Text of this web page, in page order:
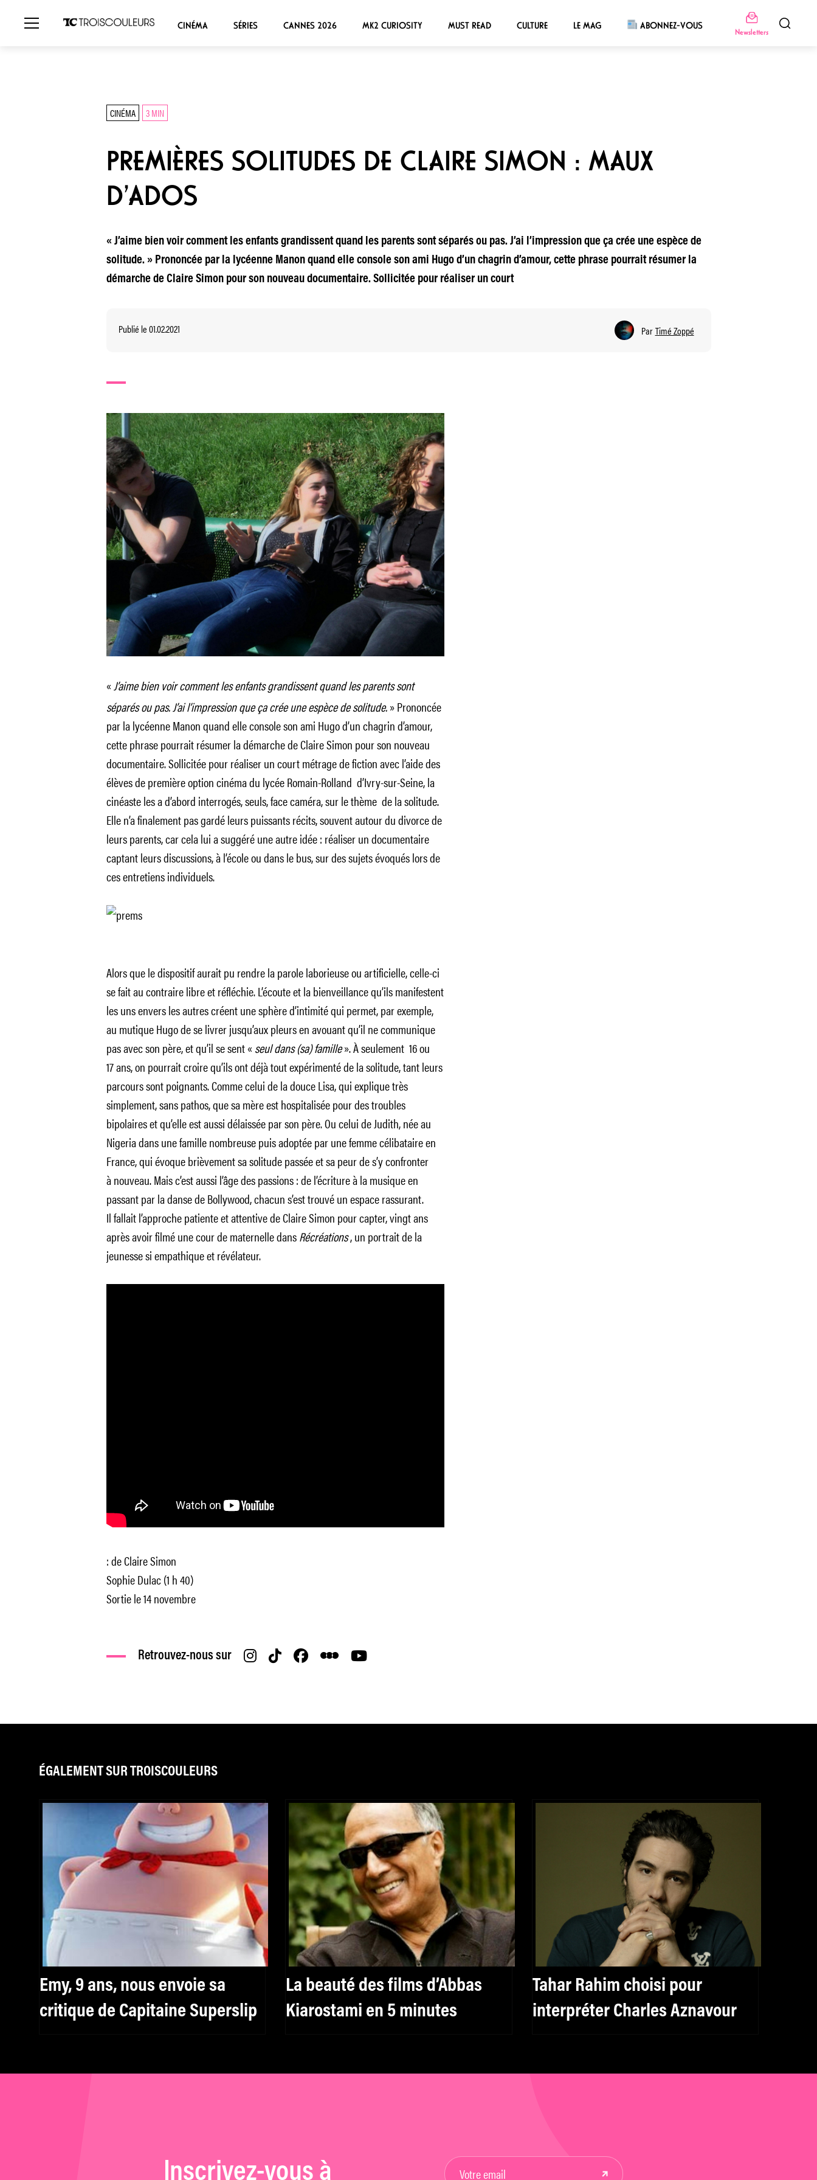
CINÉMA SÉRIES CANNES 2026 MK2 CURIOSITY MUST READ CULTURE LE MAG ABONNEZ-VOUS
Newsletters
CINÉMA 3 MIN
PREMIÈRES SOLITUDES DE CLAIRE SIMON : MAUX
D’ADOS
« J’aime bien voir comment les enfants grandissent quand les parents sont séparés ou pas. J’ai l’impression que ça crée une espèce de
solitude. » Prononcée par la lycéenne Manon quand elle console son ami Hugo d’un chagrin d’amour, cette phrase pourrait résumer la
démarche de Claire Simon pour son nouveau documentaire. Sollicitée pour réaliser un court
Publié le 01.02.2021 Par Timé Zoppé
«J’aime bien voir comment les enfants grandissent quand les parents sont
séparés ou pas. J’ai l’impression que ça crée une espèce de solitude.» Prononcée
par la lycéenne Manon quand elle console son ami Hugo d’un chagrin d’amour,
cette phrase pourrait résumer la démarche de Claire Simon pour son nouveau
documentaire. Sollicitée pour réaliser un court métrage de fiction avec l’aide des
élèves de première option cinéma du lycée Romain-Rolland d’Ivry-sur-Seine, la
cinéaste les a d’abord interrogés, seuls, face caméra, sur le thème de la solitude.
Elle n’a finalement pas gardé leurs puissants récits, souvent autour du divorce de
leurs parents, car cela lui a suggéré une autre idée : réaliser un documentaire
captant leurs discussions, à l’école ou dans le bus, sur des sujets évoqués lors de
ces entretiens individuels.
Alors que le dispositif aurait pu rendre la parole laborieuse ou artificielle, celle-ci
se fait au contraire libre et réfléchie. L’écoute et la bienveillance qu’ils manifestent
les uns envers les autres créent une sphère d’intimité qui permet, par exemple,
au mutique Hugo de se livrer jusqu’aux pleurs en avouant qu’il ne communique
pas avec son père, et qu’il se sent «seul dans (sa) famille». À seulement 16 ou
17 ans, on pourrait croire qu’ils ont déjà tout expérimenté de la solitude, tant leurs
parcours sont poignants. Comme celui de la douce Lisa, qui explique très
simplement, sans pathos, que sa mère est hospitalisée pour des troubles
bipolaires et qu’elle est aussi délaissée par son père. Ou celui de Judith, née au
Nigeria dans une famille nombreuse puis adoptée par une femme célibataire en
France, qui évoque brièvement sa solitude passée et sa peur de s’y confronter
à nouveau. Mais c’est aussi l’âge des passions : de l’écriture à la musique en
passant par la danse de Bollywood, chacun s’est trouvé un espace rassurant.
Il fallait l’approche patiente et attentive de Claire Simon pour capter, vingt ans
après avoir filmé une cour de maternelle dansRécréations, un portrait de la
jeunesse si empathique et révélateur.
: de Claire Simon
Sophie Dulac (1 h 40)
Sortie le 14 novembre
Retrouvez-nous sur
ÉGALEMENT SUR TROISCOULEURS
Emy, 9 ans, nous envoie sa
critique de Capitaine Superslip
La beauté des films d’Abbas
Kiarostami en 5 minutes
Tahar Rahim choisi pour
interpréter Charles Aznavour
Inscrivez-vous à